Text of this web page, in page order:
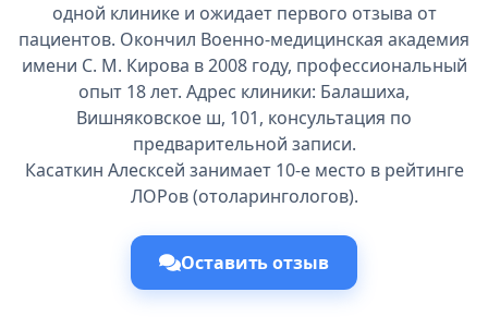
одной клинике и ожидает первого отзыва от
пациентов. Окончил Военно-медицинская академия
имени С. М. Кирова в 2008 году, профессиональный
опыт 18 лет. Адрес клиники: Балашиха,
Вишняковское ш, 101, консультация по
предварительной записи.
Касаткин Алесксей занимает 10-е место в рейтинге
ЛОРов (отоларингологов).
Оставить отзыв